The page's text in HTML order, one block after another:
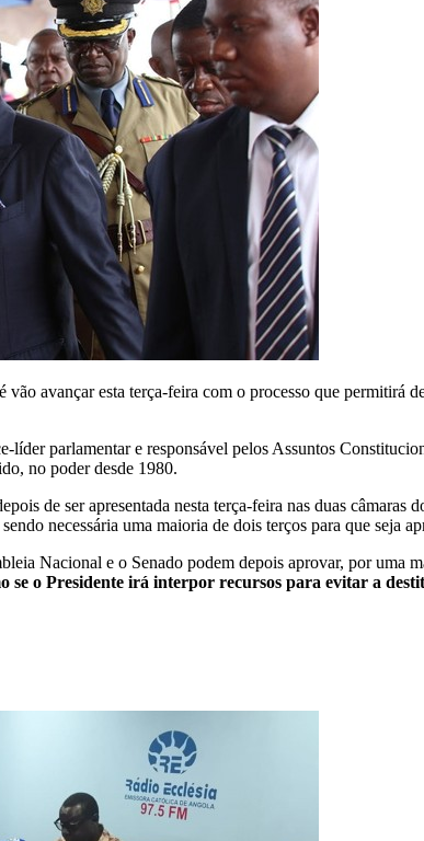
avançar esta terça-feira com o processo que
líder parlamentar e responsável pelos Assuntos
no poder desde 1980.
de ser apresentada nesta terça-feira nas duas
necessária uma maioria de dois terços para que seja
Nacional e o Senado podem depois aprovar, por
se o Presidente irá interpor recursos para evitar a